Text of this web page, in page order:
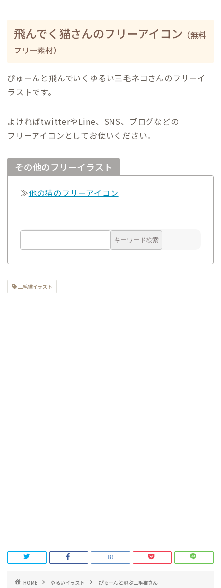
飛んでく猫さんのフリーアイコン （無料
フリー素材）
ぴゅーんと飛んでいくゆるい三毛ネコさんのフリーイ
ラストです。
よければtwitterやLine、SNS、ブログなどの
フリーアイコンとしてお使いください。
その他のフリーイラスト
≫他の猫のフリーアイコン
三毛猫イラスト
HOME ゆるいイラスト ぴゅーんと飛ぶ三毛猫さん